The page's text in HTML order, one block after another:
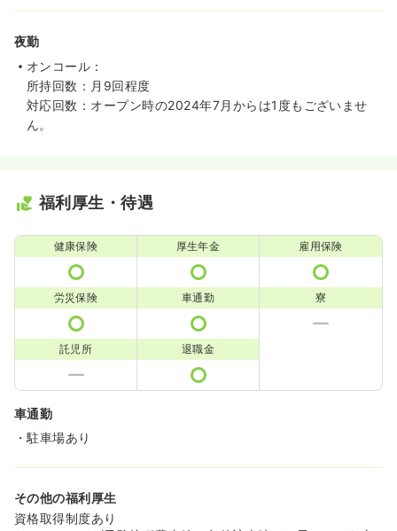
夜勤
オンコール：
所持回数：月9回程度
対応回数：オープン時の2024年7月からは1度もございませ
ん。
福利厚生・待遇
健康保険 厚生年金 雇用保険
労災保険 車通勤 寮
託児所 退職金
車通勤
・駐車場あり
その他の福利厚生
資格取得制度あり